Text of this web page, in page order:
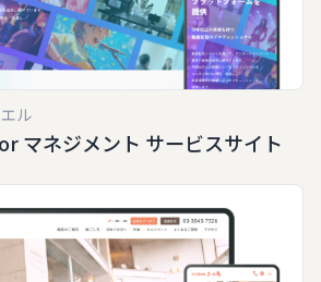
マネジメント サービスサイト
ル